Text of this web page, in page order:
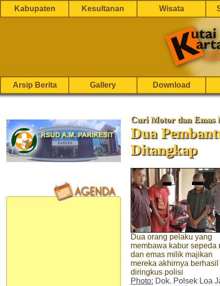
Kabupaten Kesultanan Wisata
Arsip Berita Gallery Download
Curi Motor dan
Dua
Ditangkap
Dua orang pelaku yang
membawa kabur sepeda
dan emas milik majikan
mereka akhirnya berhasil
diringkus polisi
Photo: Dok. Polsek Loa